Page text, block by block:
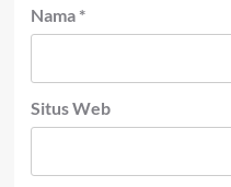
Nama *
Situs Web